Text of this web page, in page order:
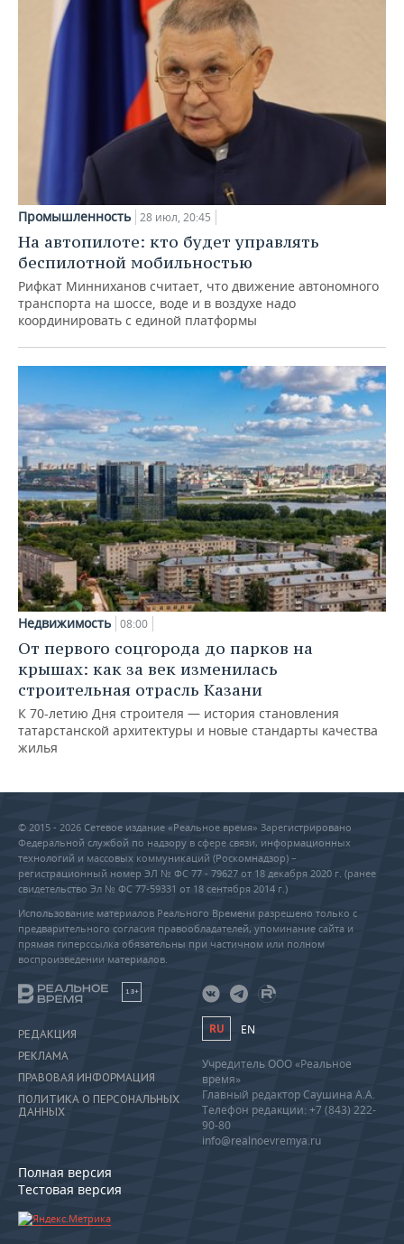
Промышленность 28 июл, 20:45
На автопилоте: кто будет управлять
беспилотной мобильностью
Рифкат Минниханов считает, что движение автономного
транспорта на шоссе, воде и в воздухе надо
координировать с единой платформы
Недвижимость 08:00
От первого соцгорода до парков на
крышах: как за век изменилась
строительная отрасль Казани
К 70-летию Дня строителя — история становления
татарстанской архитектуры и новые стандарты качества
жилья
© 2015 - 2026 Сетевое издание «Реальное время» Зарегистрировано
Федеральной службой по надзору в сфере связи, информационных
технологий и массовых коммуникаций (Роскомнадзор) –
регистрационный номер ЭЛ № ФС 77 - 79627 от 18 декабря 2020 г. (ранее
свидетельство Эл № ФС 77-59331 от 18 сентября 2014 г.)
Использование материалов Реального Времени разрешено только с
предварительного согласия правообладателей, упоминание сайта и
прямая гиперссылка обязательны при частичном или полном
воспроизведении материалов.
18+
РЕДАКЦИЯ
РЕКЛАМА
ПРАВОВАЯ ИНФОРМАЦИЯ
ПОЛИТИКА О ПЕРСОНАЛЬНЫХ
ДАННЫХ
Полная версия
Тестовая версия
RU EN
Учредитель ООО «Реальное
время»
Главный редактор Саушина А.А.
Телефон редакции: +7 (843) 222-
90-80
info@realnoevremya.ru